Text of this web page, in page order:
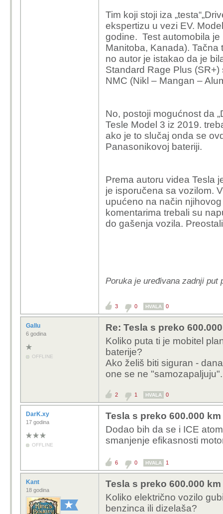
Tim koji stoji iza
ekspertizu u vezi EV.
godine. Test automobila
Manitoba, Kanada).
no autor je istakao da je
Standard Rage Plus
NMC (Nikl – Mangan –
No, postoji mogućnost da
Tesle Model 3 iz 2019.
ako je to slučaj onda se
Panasonikovoj bateriji.
Prema autoru videa Tesla
je isporučena sa vozilom.
upućeno na način
komentarima trebali su
do gašenja vozila.
Poruka je uređivana zadnji put
3 0 HVALA 0
Gallu
6 godina
OFFLINE
Re: Tesla s preko
Koliko puta ti je mobitel
baterije?
Ako želiš biti siguran -
one se ne
2 1 HVALA 0
DarK.xy
17 godina
OFFLINE
Tesla s preko 600.000
Dodao bih da se i ICE
smanjenje efikasnosti
6 0 HVALA 1
Kant
18 godina
Tesla s preko 600.000
Koliko električno vozilo
benzinca ili dizelaša?